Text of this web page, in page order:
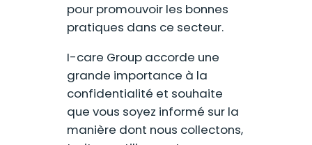
pour promouvoir les bonnes
pratiques dans ce secteur.
I-care Group accorde une
grande importance à la
confidentialité et souhaite
que vous soyez informé sur la
manière dont nous collectons,